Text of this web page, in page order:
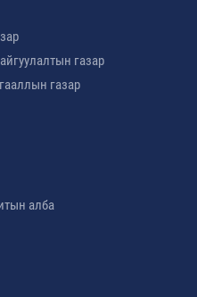
газар
газар
алба